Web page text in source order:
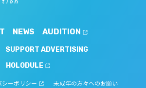
NEWS AUDITION
SUPPORT ADVERTISING
HOLODULE
シーポリシー 未成年の方々へのお願い